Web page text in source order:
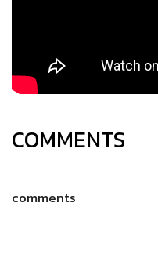
COMMENTS
comments